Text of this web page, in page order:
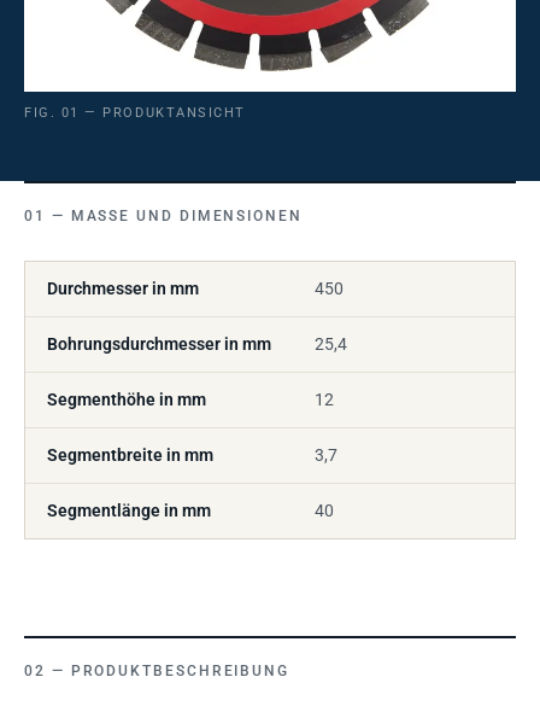
FIG. 01 — PRODUKTANSICHT
MASSE UND DIMENSIONEN
Durchmesser in mm 450
Bohrungsdurchmesser in mm 25,4
Segmenthöhe in mm 12
Segmentbreite in mm 3,7
Segmentlänge in mm 40
PRODUKTBESCHREIBUNG